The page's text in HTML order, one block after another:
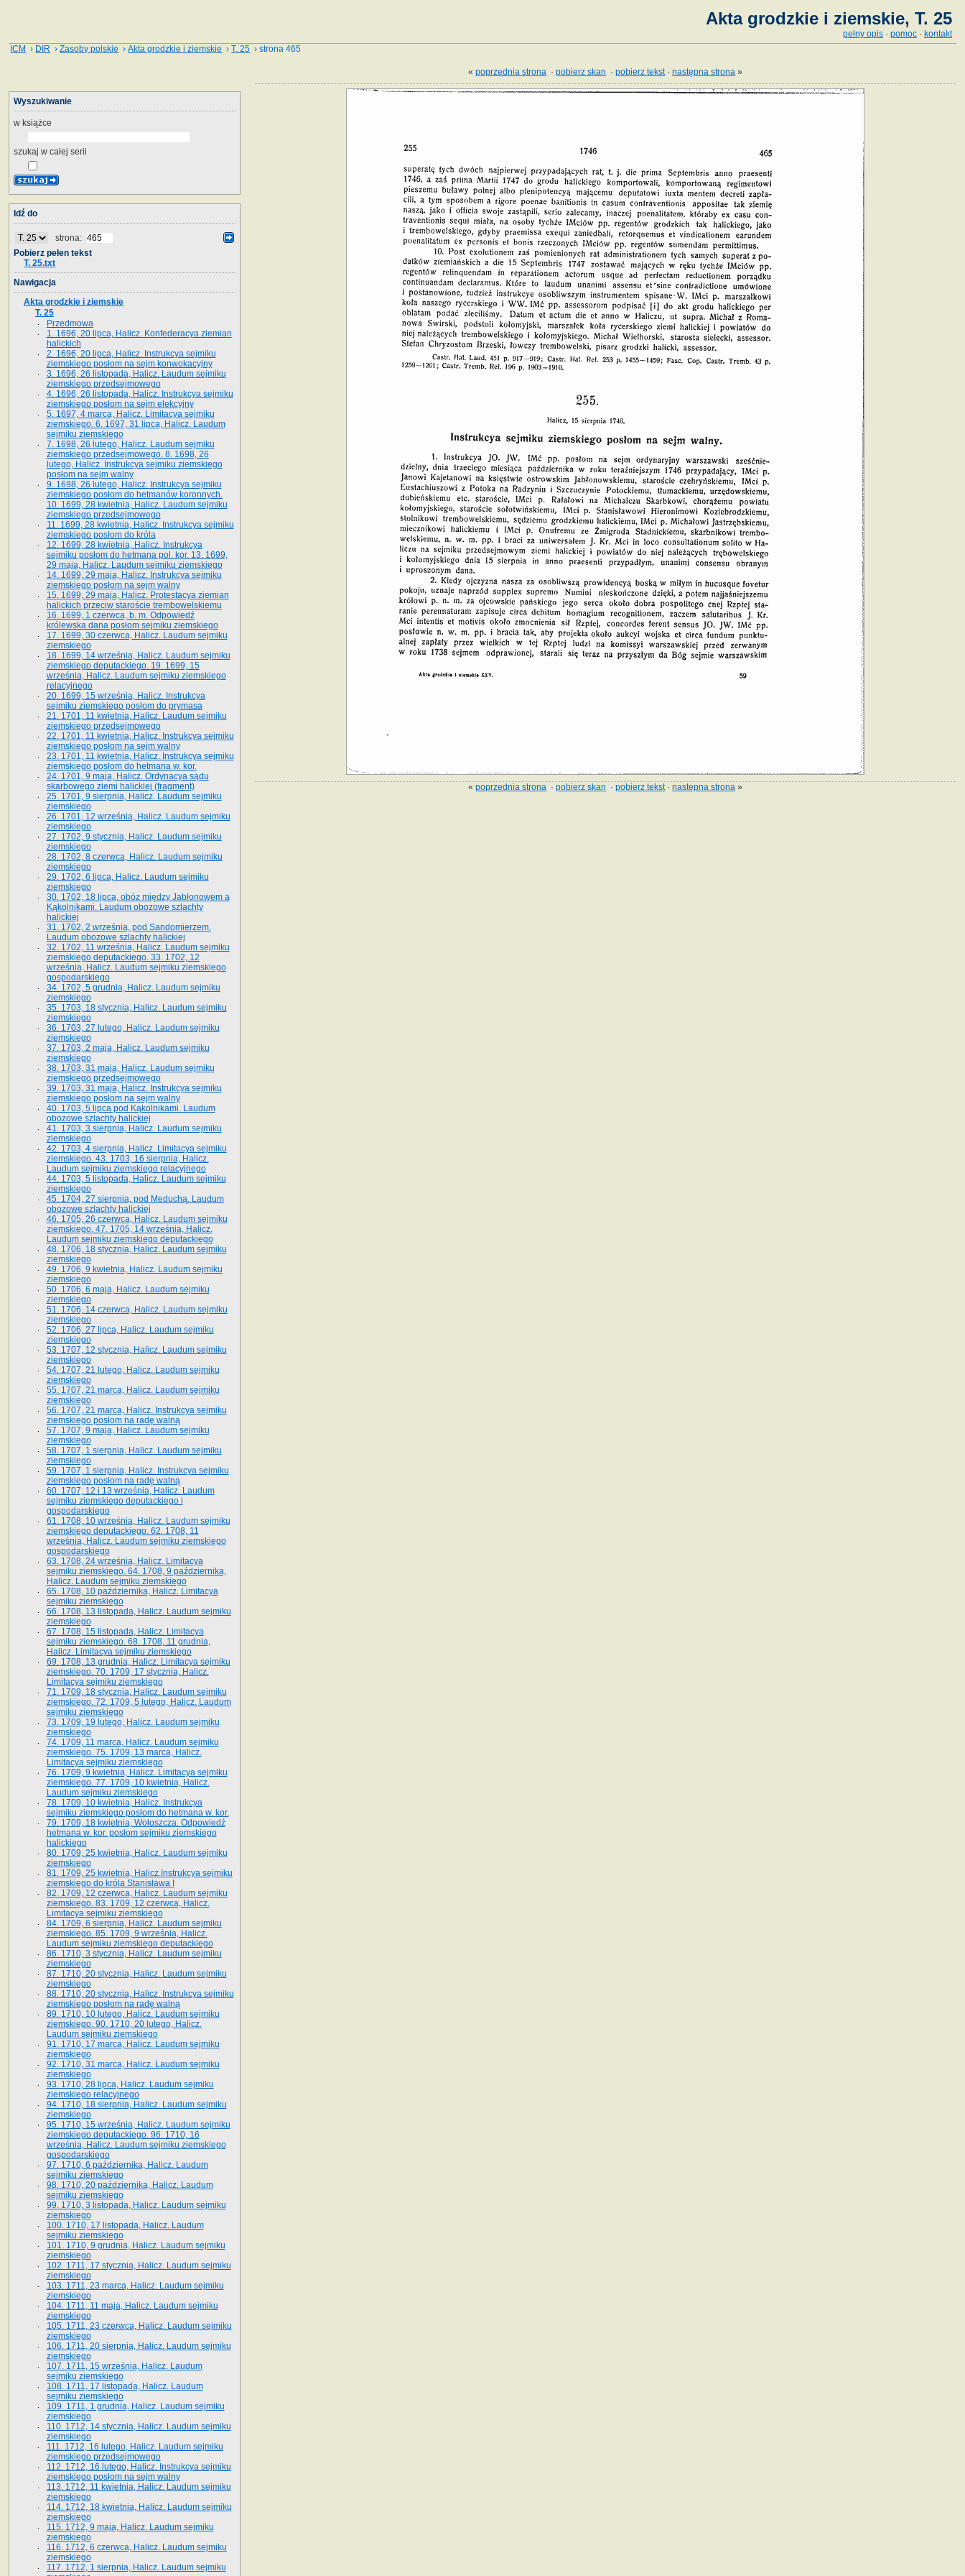
Akta grodzkie i ziemskie, T. 25
pełny opis · pomoc · kontakt
ICM › DIR ›Zasoby polskie ›Akta grodzkie i ziemskie ›T. 25 › strona 465
«poprzednia strona ·pobierz skan ·pobierz tekst·następna strona »
«poprzednia strona ·pobierz skan ·pobierz tekst·następna strona »
Wyszukiwanie
w książce
szukaj w całej serii
Idź do
strona:
Pobierz pełen tekst
T. 25.txt
Nawigacja
Akta grodzkie i ziemskie
T. 25
Przedmowa
1. 1696, 20 lipca, Halicz. Konfederacya ziemian
halickich
2. 1696, 20 lipca, Halicz. Instrukcya sejmiku
ziemskiego posłom na sejm konwokacyjny
3. 1696, 26 listopada, Halicz. Laudum sejmiku
ziemskiego przedsejmowego
4. 1696, 26 listopada, Halicz. Instrukcya sejmiku
ziemskiego posłom na sejm elekcyjny
5. 1697, 4 marca, Halicz. Limitacya sejmiku
ziemskiego. 6. 1697, 31 lipca, Halicz. Laudum
sejmiku ziemskiego
7. 1698, 26 lutego, Halicz. Laudum sejmiku
ziemskiego przedsejmowego. 8. 1698, 26
lutego, Halicz. Instrukcya sejmiku ziemskiego
posłom na sejm walny
9. 1698, 26 lutego, Halicz. Instrukcya sejmiku
ziemskiego posłom do hetmanów koronnych.
10. 1699, 28 kwietnia, Halicz. Laudum sejmiku
ziemskiego przedsejmowego
11. 1699, 28 kwietnia, Halicz. Instrukcya sejmiku
ziemskiego posłom do króla
12. 1699, 28 kwietnia, Halicz. Instrukcya
sejmiku posłom do hetmana pol. kor. 13. 1699,
29 maja, Halicz. Laudum sejmiku ziemskiego
14. 1699, 29 maja, Halicz. Instrukcya sejmiku
ziemskiego posłom na sejm walny
15. 1699, 29 maja, Halicz. Protestacya ziemian
halickich przeciw staroście trembowelskiemu
16. 1699, 1 czerwca, b. m. Odpowiedź
królewska dana posłom sejmiku ziemskiego
17. 1699, 30 czerwca, Halicz. Laudum sejmiku
ziemskiego
18. 1699, 14 września, Halicz. Laudum sejmiku
ziemskiego deputackiego. 19. 1699, 15
września, Halicz. Laudum sejmiku ziemskiego
relacyjnego
20. 1699, 15 września, Halicz. Instrukcya
sejmiku ziemskiego posłom do prymasa
21. 1701, 11 kwietnia, Halicz. Laudum sejmiku
ziemskiego przedsejmowego
22. 1701, 11 kwietnia, Halicz. Instrukcya sejmiku
ziemskiego posłom na sejm walny
23. 1701, 11 kwietnia, Halicz. Instrukcya sejmiku
ziemskiego posłom do hetmana w. kor.
24. 1701, 9 maja, Halicz. Ordynacya sądu
skarbowego ziemi halickiej (fragment)
25. 1701, 9 sierpnia, Halicz. Laudum sejmiku
ziemskiego
26. 1701, 12 września, Halicz. Laudum sejmiku
ziemskiego
27. 1702, 9 stycznia, Halicz. Laudum sejmiku
ziemskiego
28. 1702, 8 czerwca, Halicz. Laudum sejmiku
ziemskiego
29. 1702, 6 lipca, Halicz. Laudum sejmiku
ziemskiego
30. 1702, 18 lipca, obóz między Jabłonowem a
Kąkolnikami. Laudum obozowe szlachty
halickiej
31. 1702, 2 września, pod Sandomierzem.
Laudum obozowe szlachty halickiej
32. 1702, 11 września, Halicz. Laudum sejmiku
ziemskiego deputackiego. 33. 1702, 12
września, Halicz. Laudum sejmiku ziemskiego
gospodarskiego
34. 1702, 5 grudnia, Halicz. Laudum sejmiku
ziemskiego
35. 1703, 18 stycznia, Halicz. Laudum sejmiku
ziemskiego
36. 1703, 27 lutego, Halicz. Laudum sejmiku
ziemskiego
37. 1703, 2 maja, Halicz. Laudum sejmiku
ziemskiego
38. 1703, 31 maja, Halicz. Laudum sejmiku
ziemskiego przedsejmowego
39. 1703, 31 maja, Halicz. Instrukcya sejmiku
ziemskiego posłom na sejm walny
40. 1703, 5 lipca pod Kąkolnikami. Laudum
obozowe szlachty halickiej
41­. 1703, 3 sierpnia, Halicz. Laudum sejmiku
ziemskiego
42. 1703, 4 sierpnia, Halicz. Limitacya sejmiku
ziemskiego. 43. 1703, 16 sierpnia, Halicz.
Laudum sejmiku ziemskiego relacyjnego
44. 1703, 5 listopada, Halicz. Laudum sejmiku
ziemskiego
45. 1704, 27 sierpnia, pod Meduchą. Laudum
obozowe szlachty halickiej
46. 1705, 26 czerwca, Halicz. Laudum sejmiku
ziemskiego. 47. 1705, 14 września, Halicz.
Laudum sejmiku ziemskiego deputackiego
48. 1706, 18 stycznia, Halicz. Laudum sejmiku
ziemskiego
49. 1706, 9 kwietnia, Halicz. Laudum sejmiku
ziemskiego
50. 1706, 6 maja, Halicz. Laudum sejmiku
ziemskiego
51. 1706, 14 czerwca, Halicz. Laudum sejmiku
ziemskiego
52. 1706, 27 lipca, Halicz. Laudum sejmiku
ziemskiego
53. 1707, 12 stycznia, Halicz. Laudum sejmiku
ziemskiego
54. 1707, 21 lutego, Halicz. Laudum sejmiku
ziemskiego
55. 1707, 21 marca, Halicz. Laudum sejmiku
ziemskiego
56. 1707, 21 marca, Halicz. Instrukcya sejmiku
ziemskiego posłom na radę walną
57. 1707, 9 maja, Halicz. Laudum sejmiku
ziemskiego
58. 1707, 1 sierpnia, Halicz. Laudum sejmiku
ziemskiego
59. 1707, 1 sierpnia, Halicz. Instrukcya sejmiku
ziemskiego posłom na radę walną
60. 1707, 12 i 13 września, Halicz. Laudum
sejmiku ziemskiego deputackiego i
gospodarskiego
61. 1708, 10 września, Halicz. Laudum sejmiku
ziemskiego deputackiego. 62. 1708, 11
września, Halicz. Laudum sejmiku ziemskiego
gospodarskiego
63. 1708, 24 września, Halicz. Limitacya
sejmiku ziemskiego. 64. 1708, 9 października,
Halicz. Laudum sejmiku ziemskiego
65­. 1708, 10 października, Halicz. Limitacya
sejmiku ziemskiego
66. 1708, 13 listopada, Halicz. Laudum sejmiku
ziemskiego
67. 1708, 15 listopada, Halicz. Limitacya
sejmiku ziemskiego. 68. 1708, 11 grudnia,
Halicz. Limitacya sejmiku ziemskiego
69. 1708, 13 grudnia, Halicz. Limitacya sejmiku
ziemskiego. 70. 1709, 17 stycznia, Halicz.
Limitacya sejmiku ziemskiego
71. 1709, 18 stycznia, Halicz. Laudum sejmiku
ziemskiego. 72. 1709, 5 lutego, Halicz. Laudum
sejmiku ziemskiego
73. 1709, 19 lutego, Halicz. Laudum sejmiku
ziemskiego
74. 1709, 11 marca, Halicz. Laudum sejmiku
ziemskiego. 75. 1709, 13 marca, Halicz.
Limitacya sejmiku ziemskiego
76. 1709, 9 kwietnia, Halicz. Limitacya sejmiku
ziemskiego. 77. 1709, 10 kwietnia, Halicz.
Laudum sejmiku ziemskiego
78. 1709, 10 kwietnia, Halicz. Instrukcya
sejmiku ziemskiego posłom do hetmana w. kor.
79. 1709, 18 kwietnia, Wołoszcza. Odpowiedź
hetmana w. kor. posłom sejmiku ziemskiego
halickiego
80. 1709, 25 kwietnia, Halicz. Laudum sejmiku
ziemskiego
81. 1709, 25 kwietnia, Halicz.Instrukcya sejmiku
ziemskiego do króla Stanisława I
82. 1709, 12 czerwca, Halicz. Laudum sejmiku
ziemskiego. 83. 1709, 12 czerwca, Halicz.
Limitacya sejmiku ziemskiego
84. 1709, 6 sierpnia, Halicz. Laudum sejmiku
ziemskiego. 85. 1709, 9 września, Halicz.
Laudum sejmiku ziemskiego deputackiego
86. 1710, 3 stycznia, Halicz. Laudum sejmiku
ziemskiego
87. 1710, 20 stycznia, Halicz. Laudum sejmiku
ziemskiego
88. 1710, 20 stycznia, Halicz. Instrukcya sejmiku
ziemskiego posłom na radę walną
89. 1710, 10 lutego, Halicz. Laudum sejmiku
ziemskiego. 90. 1710, 20 lutego, Halicz.
Laudum sejmiku ziemskiego
91. 1710, 17 marca, Halicz. Laudum sejmiku
ziemskiego
92. 1710, 31 marca, Halicz. Laudum sejmiku
ziemskiego
93. 1710, 28 lipca, Halicz. Laudum sejmiku
ziemskiego relacyjnego
94. 1710, 18 sierpnia, Halicz. Laudum sejmiku
ziemskiego
95. 1710, 15 września, Halicz. Laudum sejmiku
ziemskiego deputackiego. 96. 1710, 16
września, Halicz. Laudum sejmiku ziemskiego
gospodarskiego
97. 1710, 6 października, Halicz. Laudum
sejmiku ziemskiego
98. 1710, 20 października, Halicz. Laudum
sejmiku ziemskiego
99. 1710, 3 listopada, Halicz. Laudum sejmiku
ziemskiego
100. 1710, 17 listopada, Halicz. Laudum
sejmiku ziemskiego
101. 1710, 9 grudnia, Halicz. Laudum sejmiku
ziemskiego
102. 1711, 17 stycznia, Halicz. Laudum sejmiku
ziemskiego
103. 1711, 23 marca, Halicz. Laudum sejmiku
ziemskiego
104. 1711, 11 maja, Halicz. Laudum sejmiku
ziemskiego
105. 1711, 23 czerwca, Halicz. Laudum sejmiku
ziemskiego
106. 1711, 20 sierpnia, Halicz. Laudum sejmiku
ziemskiego
107. 1711, 15 września, Halicz. Laudum
sejmiku ziemskiego
108. 1711, 17 listopada, Halicz. Laudum
sejmiku ziemskiego
109. 1711, 1 grudnia, Halicz. Laudum sejmiku
ziemskiego
110. 1712, 14 stycznia, Halicz. Laudum sejmiku
ziemskiego
111. 1712, 16 lutego, Halicz. Laudum sejmiku
ziemskiego przedsejmowego
112. 1712, 16 lutego, Halicz. Instrukcya sejmiku
ziemskiego posłom na sejm walny
113. 1712, 11 kwietnia, Halicz. Laudum sejmiku
ziemskiego
114. 1712, 18 kwietnia, Halicz. Laudum sejmiku
ziemskiego
115. 1712, 9 maja, Halicz. Laudum sejmiku
ziemskiego
116. 1712, 6 czerwca, Halicz. Laudum sejmiku
ziemskiego
117. 1712, 1 sierpnia, Halicz. Laudum sejmiku